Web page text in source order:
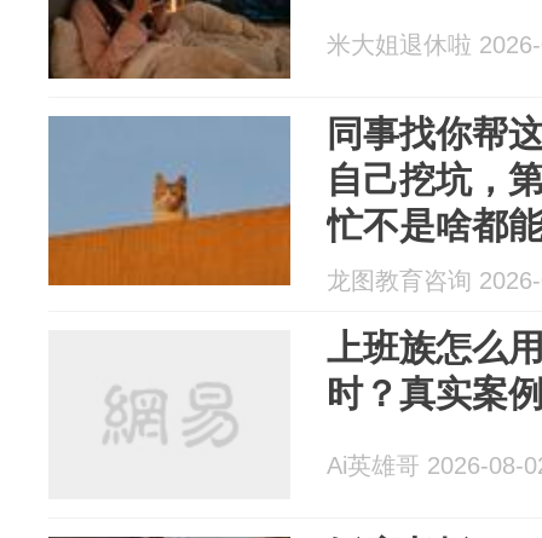
米大姐退休啦
同事找你帮
自己挖坑，
忙不是啥都
了，最后坑
龙图教育咨询
上班族怎么
时？真实案
Ai英雄哥 2026-08-